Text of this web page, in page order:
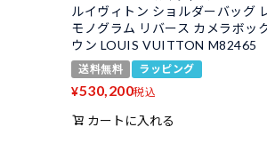
ルイヴィトン ショルダーバッグ
モノグラム リバース カメラボッ
ウン LOUIS VUITTON M82465
送料無料 ラッピング
¥530,200税込
カートに入れる